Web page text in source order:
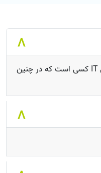
در دنیای امروز که فناوری در همه مشاغل نقش کلیدی دارد، خرابی سیستم‌ها، قطع شدن شبکه، یا مشکل در سخت‌افزار می‌تواند فعالیت کل سازمان را مختل کند.کارشناس پشتیبانی IT کسی است که در چنین